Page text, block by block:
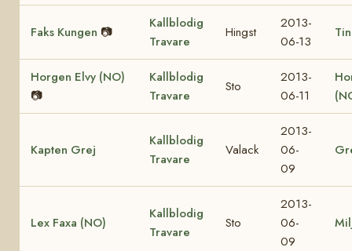
Faks Kungen 📷
Kallblodig
Travare
Hingst
2013-
06-13
Horgen Elvy (NO)
📷
Kallblodig
Travare
Sto
2013-
06-11
Kapten Grej
Kallblodig
Travare
Valack
2013-
06-
09
Lex Faxa (NO)
Kallblodig
Travare
Sto
2013-
06-
09